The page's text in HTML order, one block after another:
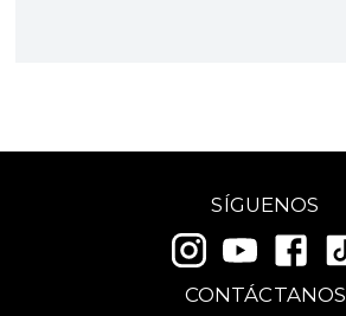
SÍGUENOS
CONTÁCTANOS